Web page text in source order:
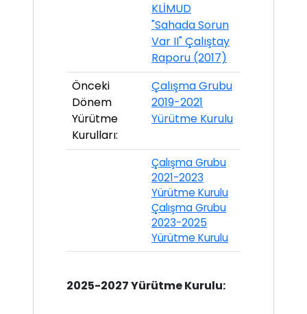
KLİMUD
"Sahada Sorun
Var II" Çalıştay
Raporu (2017)
Önceki
Dönem
Yürütme
Kurulları:
Çalışma Grubu
2019-2021
Yürütme Kurulu
Çalışma Grubu
2021-2023
Yürütme Kurulu
Çalışma Grubu
2023-2025
Yürütme Kurulu
2025-2027 Yürütme Kurulu: